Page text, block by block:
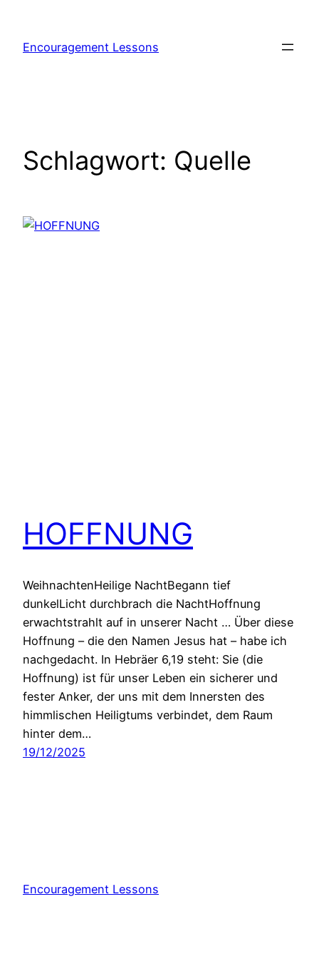
springen
Encouragement Lessons
Schlagwort: Quelle
HOFFNUNG
WeihnachtenHeilige NachtBegann tief
dunkelLicht durchbrach die NachtHoffnung
erwachtstrahlt auf in unserer Nacht … Über diese
Hoffnung – die den Namen Jesus hat – habe ich
nachgedacht. In Hebräer 6,19 steht: Sie (die
Hoffnung) ist für unser Leben ein sicherer und
fester Anker, der uns mit dem Innersten des
himmlischen Heiligtums verbindet, dem Raum
hinter dem…
19/12/2025
Encouragement Lessons